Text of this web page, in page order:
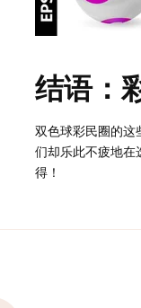
结语：
双色球彩民圈的这
们却乐此不疲地在
得！